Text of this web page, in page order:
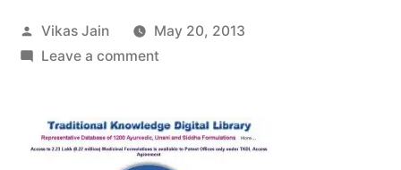
Posted
by
Vikas Jain
May 20, 2013
Leave a commenton
Digital
Library